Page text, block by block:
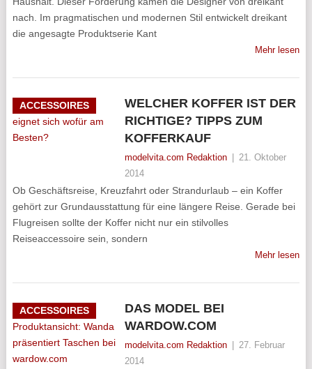
nach. Im pragmatischen und modernen Stil entwickelt dreikant
die angesagte Produktserie Kant
Mehr lesen
ACCESSOIRES
WELCHER KOFFER IST DER
RICHTIGE? TIPPS ZUM
KOFFERKAUF
modelvita.com Redaktion
21. Oktober
2014
Ob Geschäftsreise, Kreuzfahrt oder Strandurlaub – ein Koffer
gehört zur Grundausstattung für eine längere Reise. Gerade bei
Flugreisen sollte der Koffer nicht nur ein stilvolles
Reiseaccessoire sein, sondern
Mehr lesen
ACCESSOIRES
DAS MODEL BEI
WARDOW.COM
modelvita.com Redaktion
27. Februar
2014